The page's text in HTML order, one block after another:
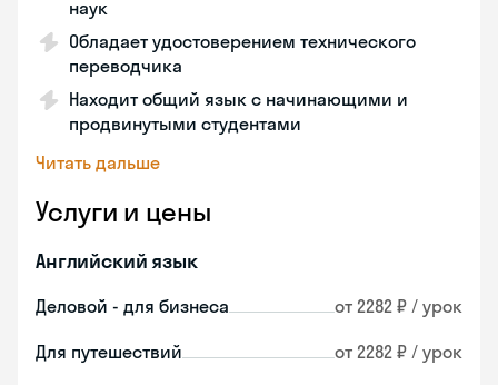
наук
Обладает удостоверением технического
переводчика
Находит общий язык с начинающими и
продвинутыми студентами
Читать дальше
Услуги и цены
Английский язык
Деловой - для бизнеса от 2282 ₽ / урок
Для путешествий от 2282 ₽ / урок